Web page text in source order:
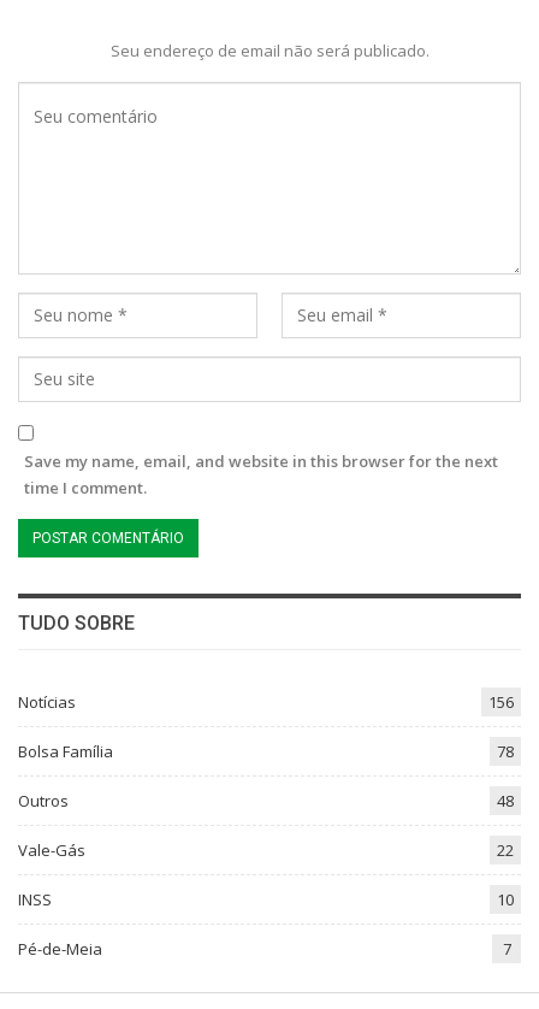
Seu endereço de email não será publicado.
Save my name, email, and website in this browser for the next
time I comment.
TUDO SOBRE
Notícias 156
Bolsa Família 78
Outros 48
Vale-Gás 22
INSS 10
Pé-de-Meia 7